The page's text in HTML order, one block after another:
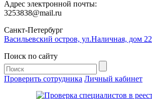
Адрес электронной почты:
3253838@mail.ru
Cанкт-Петербург
Васильевский остров, ул.Наличная, дом 22
Поиск по сайту
Проверить сотрудника Личный кабинет